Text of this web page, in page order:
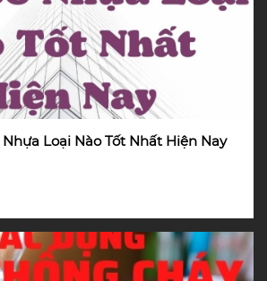
BẬT MÍ : Cửa Gỗ Nhựa Loại Nào Tốt Nhất Hiện Nay